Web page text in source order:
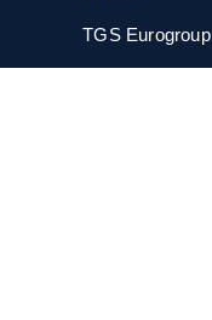
TGS Eurogroup